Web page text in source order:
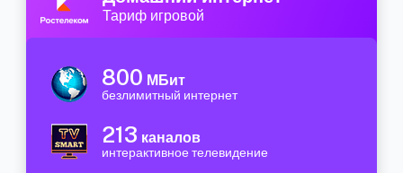
Тариф игровой
800 МБит
безлимитный интернет
213 каналов
интерактивное телевидение